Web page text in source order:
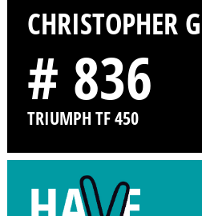
CHRISTOPHER
# 836
TRIUMPH TF 450